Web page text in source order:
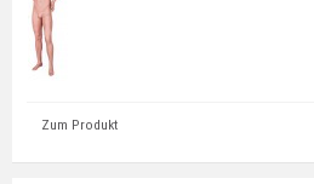
Zum Produkt